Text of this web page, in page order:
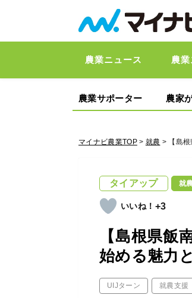
農業ニュース 農
農業サポーター 農家
マイナビ農業TOP> 就農 > 【島
タイアップ 就
+3
【島根県飯
始める魅力
UIJターン 就農支援